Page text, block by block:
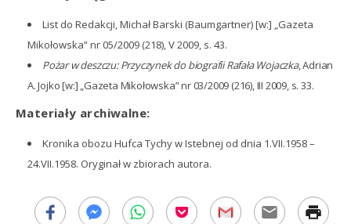
List do Redakcji, Michał Barski (Baumgartner) [w:] „Gazeta
Mikołowska” nr 05/2009 (218), V 2009, s. 43.
Pożar w deszczu: Przyczynek do biografii Rafała Wojaczka, Adrian
A. Jojko [w:] „Gazeta Mikołowska” nr 03/2009 (216), III 2009, s. 33.
Materiały archiwalne:
Kronika obozu Hufca Tychy w Istebnej od dnia 1.VII.1958 –
24.VII.1958. Oryginał w zbiorach autora.